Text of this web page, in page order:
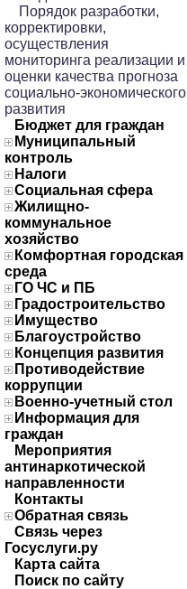
Порядок разработки,
корректировки,
осуществления
мониторинга реализации и
оценки качества прогноза
социально-экономического
развития
Бюджет для граждан
Муниципальный
контроль
Налоги
Социальная сфера
Жилищно-
коммунальное
хозяйство
Комфортная городская
среда
ГО ЧС и ПБ
Градостроительство
Имущество
Благоустройство
Концепция развития
Противодействие
коррупции
Военно-учетный стол
Информация для
граждан
Мероприятия
антинаркотической
направленности
Контакты
Обратная связь
Связь через
Госуслуги.ру
Карта сайта
Поиск по сайту